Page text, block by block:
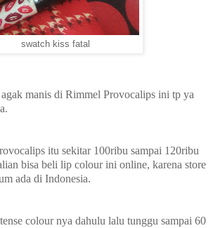
swatch kiss fatal
manis di Rimmel Provocalips ini tp ya
itu sekitar 100ribu sampai 120ribu
bisa beli lip colour ini online, karena store
ada di Indonesia.
colour nya dahulu lalu tunggu sampai 60